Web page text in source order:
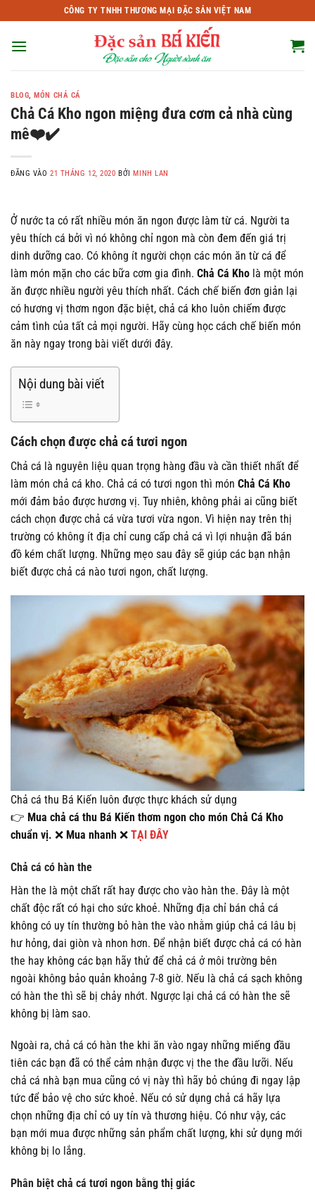
qua
nội
CÔNG TY TNHH THƯƠNG MẠI ĐẶC SẢN VIỆT NAM
BLOG,MÓN CHẢ CÁ
Chả Cá Kho ngon miệng đưa cơm cả nhà cùng
mê❤️✔️
ĐĂNG VÀO21 THÁNG 12, 2020 BỞIMINH LAN
Ở nước ta có rất nhiều món ăn ngon được làm từ cá. Người ta
yêu thích cá bởi vì nó không chỉ ngon mà còn đem đến giá trị
dinh dưỡng cao. Có không ít người chọn các món ăn từ cá để
làm món mặn cho các bữa cơm gia đình. Chả Cá Kho là một món
ăn được nhiều người yêu thích nhất. Cách chế biến đơn giản lại
có hương vị thơm ngon đặc biệt, chả cá kho luôn chiếm được
cảm tình của tất cả mọi người. Hãy cùng học cách chế biến món
ăn này ngay trong bài viết dưới đây.
Nội dung bài viết
Cách chọn được chả cá tươi ngon
Chả cá là nguyên liệu quan trọng hàng đầu và cần thiết nhất để
làm món chả cá kho. Chả cá có tươi ngon thì món Chả Cá Kho
mới đảm bảo được hương vị. Tuy nhiên, không phải ai cũng biết
cách chọn được chả cá vừa tươi vừa ngon. Vì hiện nay trên thị
trường có không ít địa chỉ cung cấp chả cá vì lợi nhuận đã bán
đồ kém chất lượng. Những mẹo sau đây sẽ giúp các bạn nhận
biết được chả cá nào tươi ngon, chất lượng.
Chả cá thu Bá Kiến luôn được thực khách sử dụng
👉 Mua chả cá thu Bá Kiến thơm ngon cho món Chả Cá Kho
chuẩn vị. ❌ Mua nhanh ❌ TẠI ĐÂY
Chả cá có hàn the
Hàn the là một chất rất hay được cho vào hàn the. Đây là một
chất độc rất có hại cho sức khoẻ. Những địa chỉ bán chả cá
không có uy tín thường bỏ hàn the vào nhằm giúp chả cá lâu bị
hư hỏng, dai giòn và nhon hơn. Để nhận biết được chả cá có hàn
the hay không các bạn hãy thử để chả cá ở môi trường bên
ngoài không bảo quản khoảng 7-8 giờ. Nếu là chả cá sạch không
có hàn the thì sẽ bị chảy nhớt. Ngược lại chả cá có hàn the sẽ
không bị làm sao.
Ngoài ra, chả cá có hàn the khi ăn vào ngay những miếng đầu
tiên các bạn đã có thể cảm nhận được vị the the đầu lưỡi. Nếu
chả cá nhà bạn mua cũng có vị này thì hãy bỏ chúng đi ngay lập
tức để bảo vệ cho sức khoẻ. Nếu có sử dụng chả cá hãy lựa
chọn những địa chỉ có uy tín và thương hiệu. Có như vậy, các
bạn mới mua được những sản phẩm chất lượng, khi sử dụng mới
không bị lo lắng.
Phân biệt chả cá tươi ngon bằng thị giác